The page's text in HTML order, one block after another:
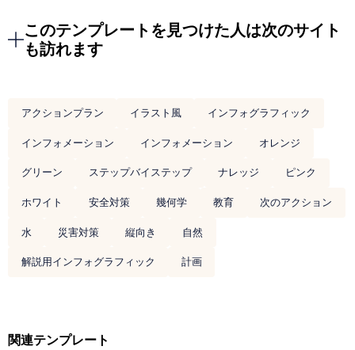
このテンプレートを見つけた人は次のサイト
も訪れます
アクションプラン イラスト風
インフォグラフィック
インフォメーション
インフォメーション
オレンジ
グリーン
ステップバイステップ ナレッジ
ピンク
ホワイト
安全対策 幾何学 教育
次のアクション
水
災害対策 縦向き
自然
解説用インフォグラフィック
計画
関連テンプレート